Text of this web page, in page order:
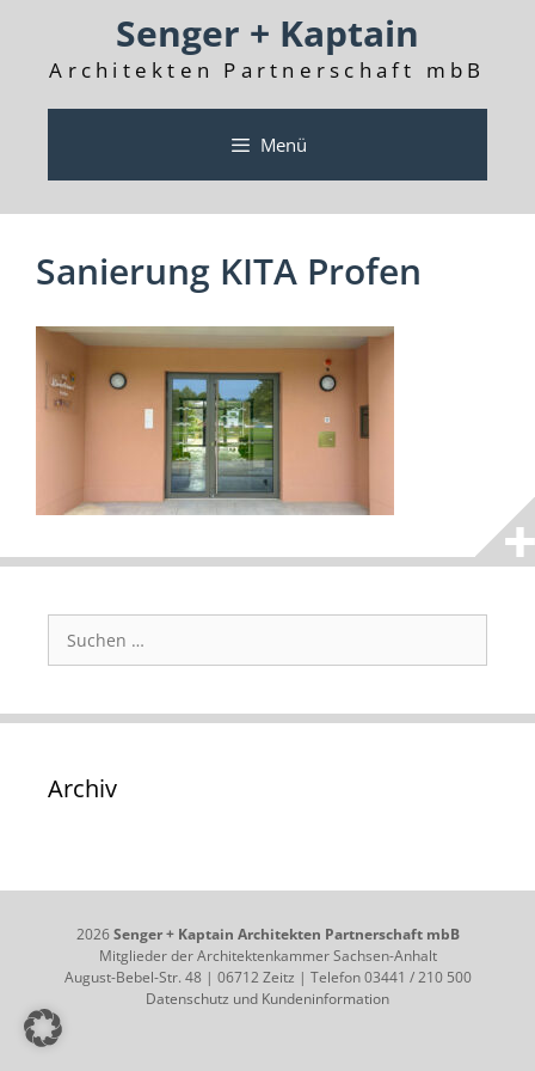
springen
Senger + Kaptain
Architekten Partnerschaft mbB
Menü
Sanierung KITA Profen
Suchen
nach:
Archiv
2026Senger + Kaptain Architekten Partnerschaft mbB
Mitglieder der Architektenkammer Sachsen-Anhalt
August-Bebel-Str. 48 | 06712 Zeitz | Telefon 03441 / 210 500
Datenschutz und Kundeninformation